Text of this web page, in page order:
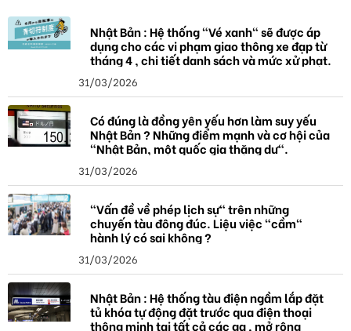
Nhật Bản : Hệ thống "Vé xanh" sẽ được áp
dụng cho các vi phạm giao thông xe đạp từ
tháng 4 , chi tiết danh sách và mức xử phạt.
31/03/2026
Có đúng là đồng yên yếu hơn làm suy yếu
Nhật Bản ? Những điểm mạnh và cơ hội của
"Nhật Bản, một quốc gia thặng dư".
31/03/2026
"Vấn đề về phép lịch sự" trên những
chuyến tàu đông đúc. Liệu việc "cầm"
hành lý có sai không ?
31/03/2026
Nhật Bản : Hệ thống tàu điện ngầm lắp đặt
tủ khóa tự động đặt trước qua điện thoại
thông minh tại tất cả các ga , mở rộng